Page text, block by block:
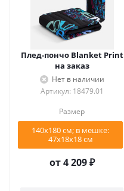
Плед-пончо Blanket Print
на заказ
Нет в наличии
Артикул: 18479.01
Размер
140х180 см; в мешке:
47х18х18 см
от4 209 ₽